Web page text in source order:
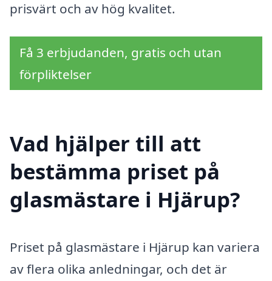
prisvärt och av hög kvalitet.
Få 3 erbjudanden, gratis och utan
förpliktelser
Vad hjälper till att
bestämma priset på
glasmästare i Hjärup?
Priset på glasmästare i Hjärup kan variera
av flera olika anledningar, och det är